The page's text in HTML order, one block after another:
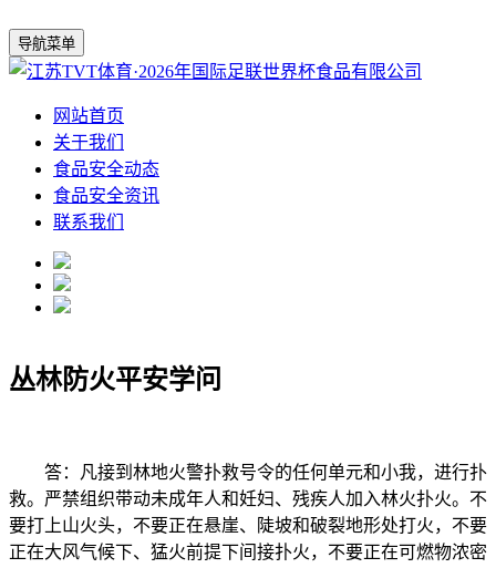
导航菜单
网站首页
关于我们
食品安全动态
食品安全资讯
联系我们
丛林防火平安学问
答：凡接到林地火警扑救号令的任何单元和小我，进行扑
救。严禁组织带动未成年人和妊妇、残疾人加入林火扑火。不
要打上山火头，不要正在悬崖、陡坡和破裂地形处打火，不要
正在大风气候下、猛火前提下间接扑火，不要正在可燃物浓密